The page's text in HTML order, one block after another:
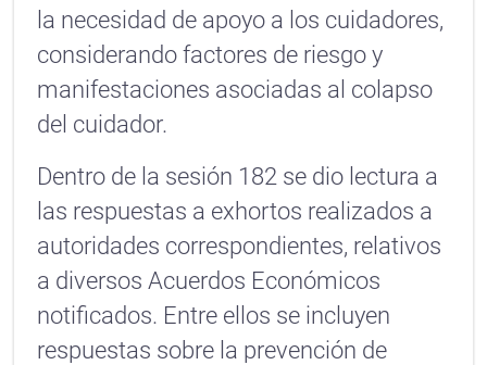
la necesidad de apoyo a los cuidadores,
considerando factores de riesgo y
manifestaciones asociadas al colapso
del cuidador.
Dentro de la sesión 182 se dio lectura a
las respuestas a exhortos realizados a
autoridades correspondientes, relativos
a diversos Acuerdos Económicos
notificados. Entre ellos se incluyen
respuestas sobre la prevención de